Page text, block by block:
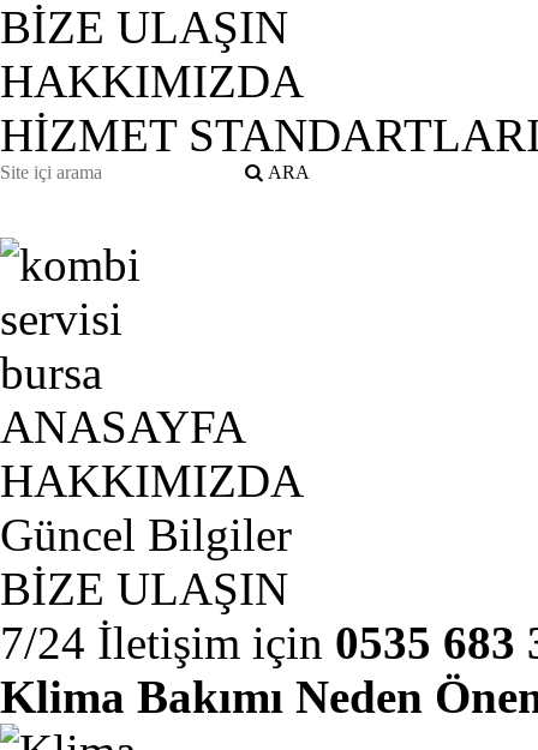
BİZE ULAŞIN
HAKKIMIZDA
HİZMET
ANASAYFA
HAKKIMIZDA
Güncel Bilgiler
BİZE ULAŞIN
7/24 İletişim için 0535 683
Klima Bakımı Neden